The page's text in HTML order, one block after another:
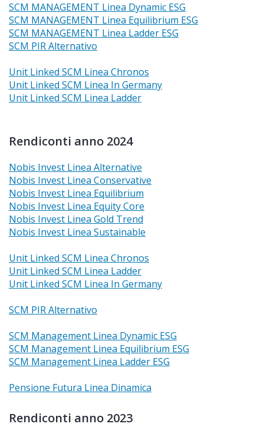
SCM MANAGEMENT Linea Dynamic ESG
SCM MANAGEMENT Linea Equilibrium ESG
SCM MANAGEMENT Linea Ladder ESG
SCM PIR Alternativo
Unit Linked SCM Linea Chronos
Unit Linked SCM Linea In Germany
Unit Linked SCM Linea Ladder
Rendiconti anno 2024
Nobis Invest Linea Alternative
Nobis Invest Linea Conservative
Nobis Invest Linea Equilibrium
Nobis Invest Linea Equity Core
Nobis Invest Linea Gold Trend
Nobis Invest Linea Sustainable
Unit Linked SCM Linea Chronos
Unit Linked SCM Linea Ladder
Unit Linked SCM Linea In Germany
SCM PIR Alternativo
SCM Management Linea Dynamic ESG
SCM Management Linea Equilibrium ESG
SCM Management Linea Ladder ESG
Pensione Futura Linea Dinamica
Rendiconti anno 2023